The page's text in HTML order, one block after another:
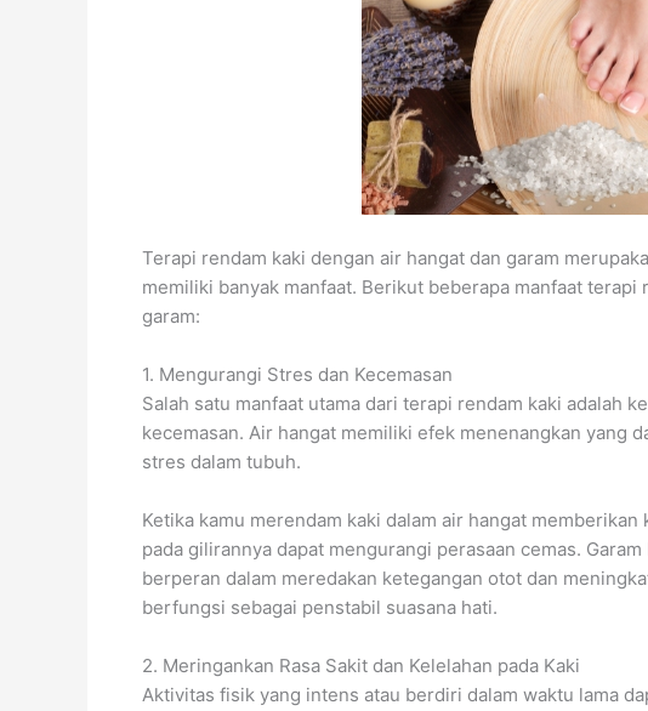
Terapi rendam kaki dengan air hangat dan garam
memiliki banyak manfaat. Berikut beberapa manfaat terapi
garam:
1. Mengurangi Stres dan Kecemasan
Salah satu manfaat utama dari terapi rendam kaki adalah
kecemasan. Air hangat memiliki efek menenangkan yang
stres dalam tubuh.
Ketika kamu merendam kaki dalam air hangat
pada gilirannya dapat mengurangi perasaan cemas.
berperan dalam meredakan ketegangan otot dan
berfungsi sebagai penstabil suasana hati.
2. Meringankan Rasa Sakit dan Kelelahan pada Kaki
Aktivitas fisik yang intens atau berdiri dalam waktu lama